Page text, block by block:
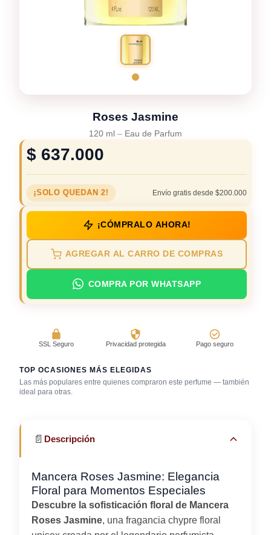
Roses Jasmine
120 ml – Eau de Parfum
$ 637.000
¡SOLO QUEDAN 2! Envío gratis desde $200.000
¡CÓMPRALO AHORA!
AGREGAR AL CARRO DE COMPRAS
COMPRA POR WHATSAPP
SSL Seguro Privacidad protegida Pago seguro
TOP OCASIONES MÁS ELEGIDAS
Las más populares entre quienes compraron este perfume — también
ideal para otras.
Boda (invitado)
Salida casual de
📄 Descripción
Mancera Roses Jasmine: Elegancia
Floral para Momentos Especiales
Descubre la sofisticación floral de Mancera
Roses Jasmine, una fragancia chypre floral